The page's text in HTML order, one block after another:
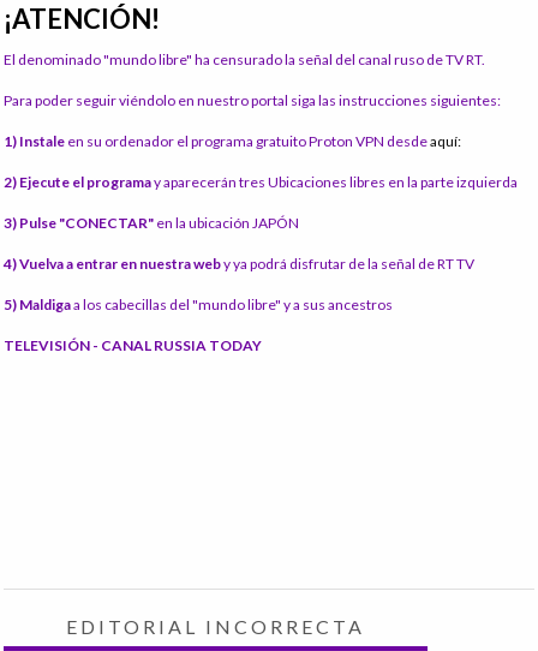
¡ATENCIÓN!
El denominado "mundo libre" ha censurado la señal del canal ruso de TV RT.
Para poder seguir viéndolo en nuestro portal siga las instrucciones siguientes:
1) Instale en su ordenador el programa gratuito Proton VPN desdeaquí:
2) Ejecute el programay aparecerán tres Ubicaciones libres en la parte izquierda
3) Pulse "CONECTAR" en la ubicación JAPÓN
4) Vuelva a entrar en nuestra weby ya podrá disfrutar de la señal de RT TV
5) Maldigaa los cabecillas del "mundo libre" y a sus ancestros
TELEVISIÓN - CANAL RUSSIA TODAY
EDITORIAL INCORRECTA